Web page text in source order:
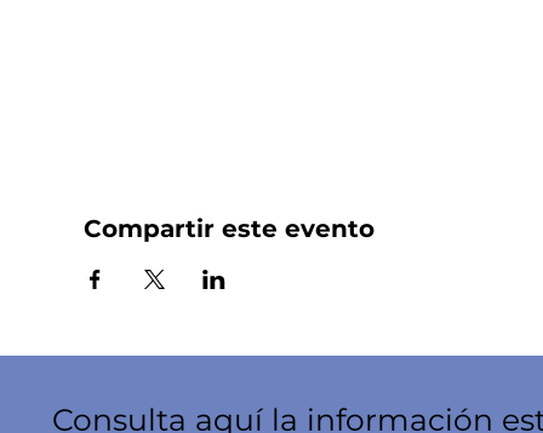
Compartir este evento
Consulta aquí la información